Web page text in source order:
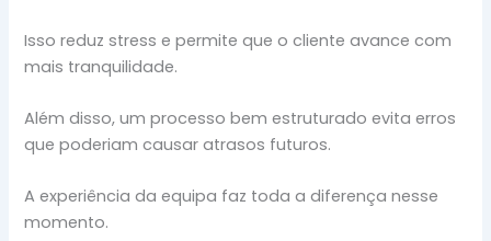
Isso reduz stress e permite que o cliente avance com
mais tranquilidade.
Além disso, um processo bem estruturado evita erros
que poderiam causar atrasos futuros.
A experiência da equipa faz toda a diferença nesse
momento.